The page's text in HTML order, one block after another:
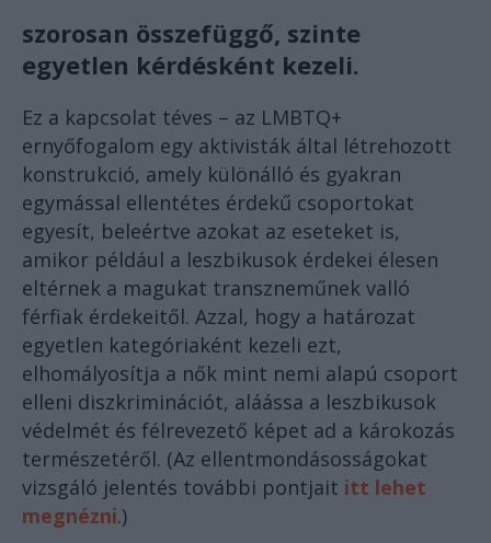
szorosan összefüggő, szinte
egyetlen kérdésként kezeli.
Ez a kapcsolat téves – az LMBTQ+
ernyőfogalom egy aktivisták által létrehozott
konstrukció, amely különálló és gyakran
egymással ellentétes érdekű csoportokat
egyesít, beleértve azokat az eseteket is,
amikor például a leszbikusok érdekei élesen
eltérnek a magukat transzneműnek valló
férfiak érdekeitől. Azzal, hogy a határozat
egyetlen kategóriaként kezeli ezt,
elhomályosítja a nők mint nemi alapú csoport
elleni diszkriminációt, aláássa a leszbikusok
védelmét és félrevezető képet ad a károkozás
természetéről. (Az ellentmondásosságokat
vizsgáló jelentés további pontjait itt lehet
megnézni.)